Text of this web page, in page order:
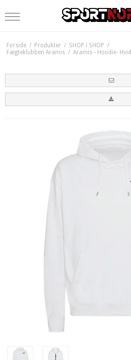
Forside / Produkter / SHOP i SHOP /
Fægteklubben Aramis / Aramis - Hoodie- Hvid